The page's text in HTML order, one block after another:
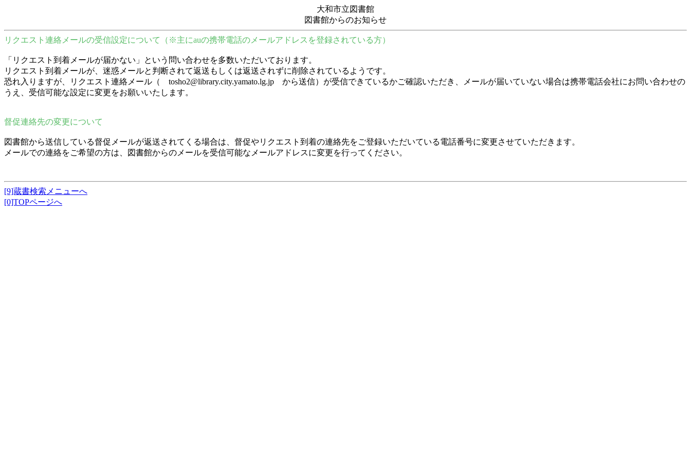
大和市立図書館
図書館からのお知らせ
リクエスト連絡メールの受信設定について（※主にauの携帯電話のメールアドレスを登録されている方）
「リクエスト到着メールが届かない」という問い合わせを多数いただいております。
リクエスト到着メールが、迷惑メールと判断されて返送もしくは返送されずに削除されているようです。
恐れ入りますが、リクエスト連絡メール（ tosho2@library.city.yamato.lg.jp から送信）が受信できているかご確認いただき、メールが届いていない場合は携帯電話会社にお問い合わせの
うえ、受信可能な設定に変更をお願いいたします。
督促連絡先の変更について
図書館から送信している督促メールが返送されてくる場合は、督促やリクエスト到着の連絡先をご登録いただいている電話番号に変更させていただきます。
メールでの連絡をご希望の方は、図書館からのメールを受信可能なメールアドレスに変更を行ってください。
[9]蔵書検索メニューへ
[0]TOPページへ